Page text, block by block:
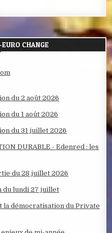
CHANGE
du 2 août 2026
du 1 août 2026
du 31 juillet 2026
DURABLE - Edenred : les
du 28 juillet 2026
du lundi 27 juillet
la démocratisation du Private